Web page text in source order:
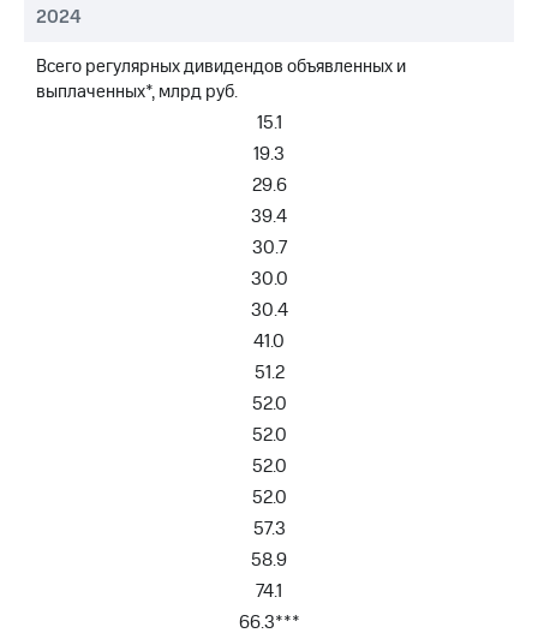
развитие
деловая этика
2024
Всего регулярных дивидендов объявленных и
выплаченных*, млрд руб.
15.1
19.3
29.6
39.4
30.7
30.0
30.4
41.0
51.2
52.0
52.0
52.0
52.0
57.3
58.9
74.1
66.3***